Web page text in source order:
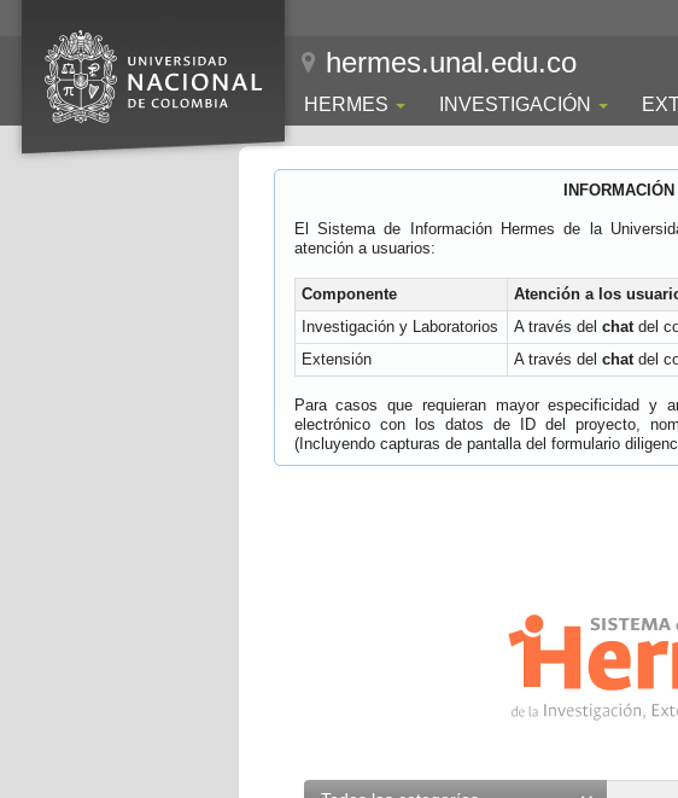
hermes.unal.edu.co
HERMES INVESTIGACIÓN
El Sistema de Información Hermes de la
atención a usuarios:
Componente Atención a los
Investigación y Laboratorios
A través del chatdel
Extensión
A través del chatdel
Para casos que requieran mayor especificidad y
electrónico con los datos de ID del proyecto,
(Incluyendo capturas de pantalla del formulario